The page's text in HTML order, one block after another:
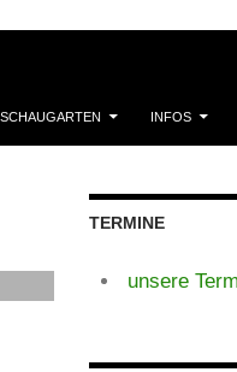
INFOS
TERMINE
unsere